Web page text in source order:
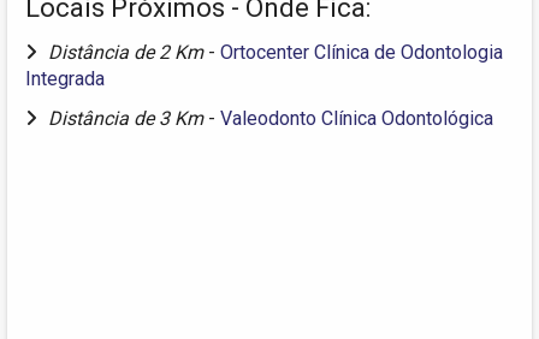
Locais Próximos - Onde Fica:
Distância de 2 Km - Ortocenter Clínica de Odontologia
Integrada
Distância de 3 Km - Valeodonto Clínica Odontológica